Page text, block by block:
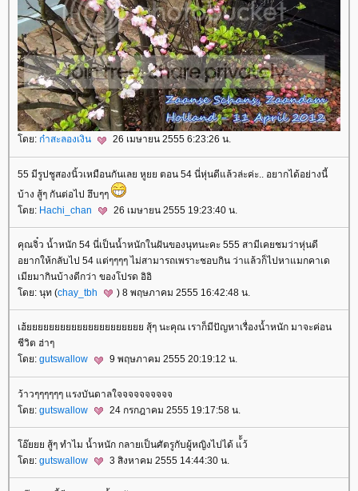
ดย: ก๋าสะลองเงิน 26 เมษายน 2555 6:23:26 น.
55 มีรูปชูสองนิ้วเหมือนกันเลย หูยย ตอน 54 นี่หุ่นดีแล้วล่ะค่ะ.. อยากได้อย่างนี้
บ้าง สู้ๆ กันต่อไป ฮึบๆๆ
ดย: Hachi_chan 26 เมษายน 2555 19:23:40 น.
คุณจิ๋ว น้ำหนัก 54 นี่เป็นน้ำหนักในฝันของนุทนะคะ 555 สามีเคยชมว่าหุ่นดี
อยากให้กลับไป 54 แต่ๆๆๆๆ ไม่สามารถเพราะชอบกิน ว่าแล้วก็ไปหาแมกคาเด
เมียมากินบ้างดีกว่า ของโปรด อิอิ
ดย: นุท (chay_tbh ) 8 พฤษภาคม 2555 16:42:48 น.
เฮ้ยยยยยยยยยยยยยยยยยยยยย สุ้ๆ นะคุณ เราก็มีปัญหาเรื่องน้ำหนัก มาจะค่อน
ชีวิต ฮ่าๆ
ดย: gutswallow 9 พฤษภาคม 2555 20:19:12 น.
ว้าวๆๆๆๆๆๆ แรงบันดาลใจจจจจจจจจจ
ดย: gutswallow 24 กรกฎาคม 2555 19:17:58 น.
อ๊ยยย สู้ๆ ทำไม น้ำหนัก กลายเป็นศัตรูกับผู้หญิงไปได้ แ้้ว้
ดย: gutswallow 3 สิงหาคม 2555 14:44:30 น.